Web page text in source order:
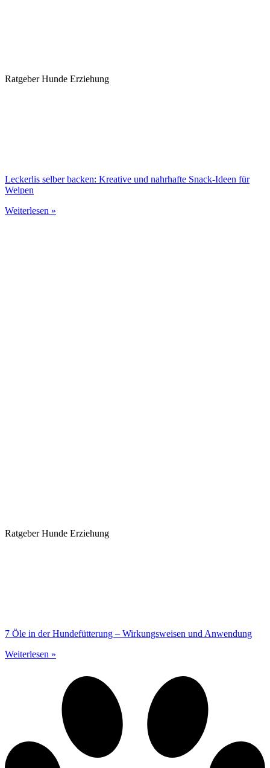
Ratgeber Hunde Erziehung
Leckerlis selber backen: Kreative und nahrhafte Snack-Ideen für
Welpen
Weiterlesen »
Ratgeber Hunde Erziehung
7 Öle in der Hundefütterung – Wirkungsweisen und Anwendung
Weiterlesen »